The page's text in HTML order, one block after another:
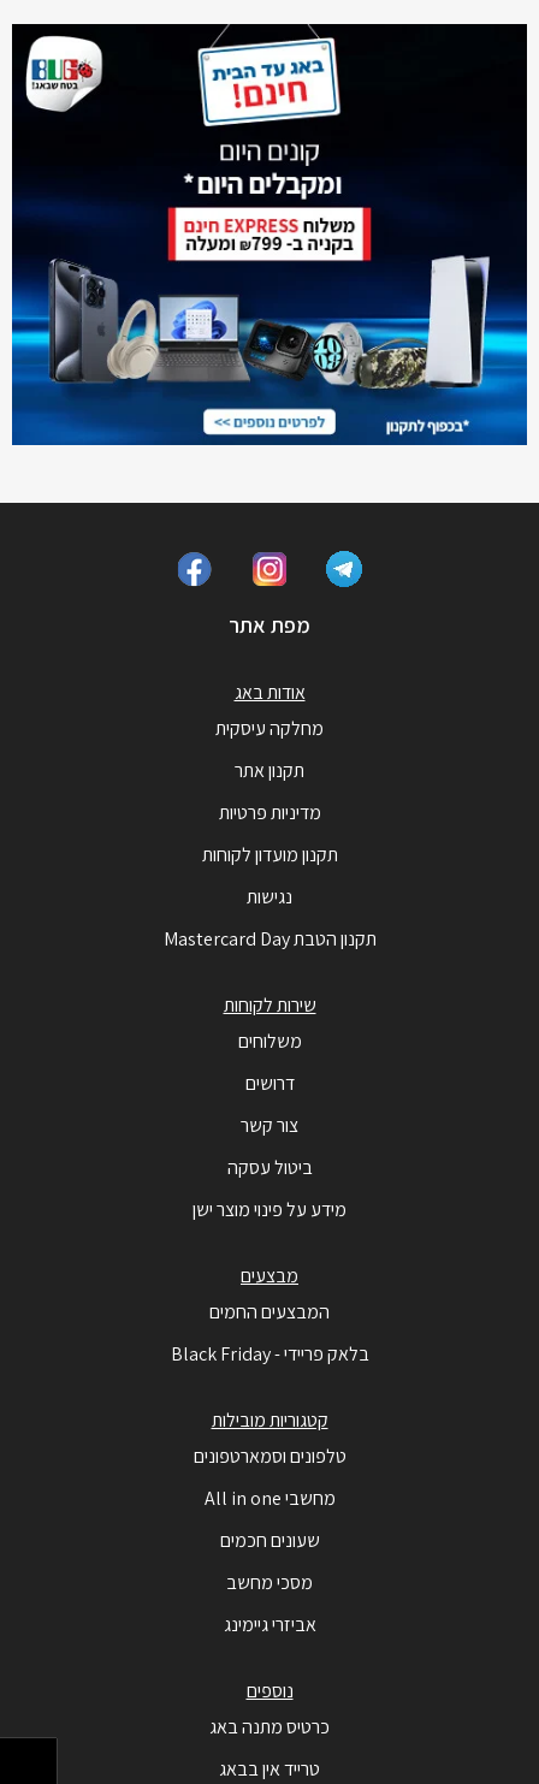
מפת אתר
אודות באג
מחלקה עיסקית
תקנון אתר
מדיניות פרטיות
תקנון מועדון לקוחות
נגישות
תקנון הטבת Mastercard Day
שירות לקוחות
משלוחים
דרושים
צור קשר
ביטול עסקה
מידע על פינוי מוצר ישן
מבצעים
המבצעים החמים
בלאק פריידי - Black Friday
קטגוריות מובילות
טלפונים וסמארטפונים
מחשבי All in one
שעונים חכמים
מסכי מחשב
אביזרי גיימינג
נוספים
כרטיס מתנה באג
טרייד אין בבאג